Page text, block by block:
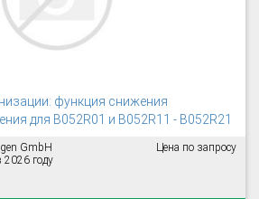
функция снижения
для B052R01 и B052R11 - B052R21
GmbH
2026 году
Цена по запросу